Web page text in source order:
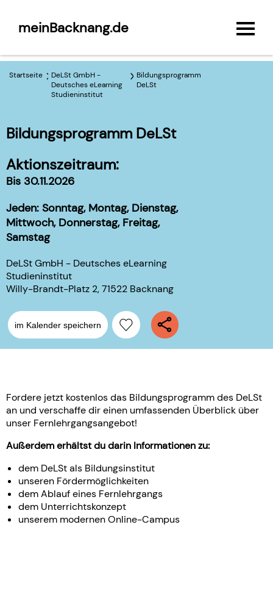
meinBacknang.de
Startseite
DeLSt GmbH -
Deutsches eLearning
Studieninstitut
Bildungsprogramm
DeLSt
Bildungsprogramm DeLSt
Aktionszeitraum:
Bis 30.11.2026
Jeden: Sonntag, Montag, Dienstag,
Mittwoch, Donnerstag, Freitag,
Samstag
DeLSt GmbH - Deutsches eLearning
Studieninstitut
Willy-Brandt-Platz 2, 71522 Backnang
im Kalender speichern
Fordere jetzt kostenlos das Bildungsprogramm des DeLSt
an und verschaffe dir einen umfassenden Überblick über
unser Fernlehrgangsangebot!
Außerdem erhältst du darin Informationen zu:
dem DeLSt als Bildungsinstitut
unseren Fördermöglichkeiten
dem Ablauf eines Fernlehrgangs
dem Unterrichtskonzept
unserem modernen Online-Campus